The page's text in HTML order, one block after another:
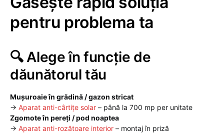
pentru problema ta
🔍 Alege în funcție de
dăunătorul tău
Mușuroaie în grădină / gazon stricat
→ Aparat anti-cârtițe solar – până la 700 mp per unitate
Zgomote în pereți / pod noaptea
→ Aparat anti-rozătoare interior – montaj în priză